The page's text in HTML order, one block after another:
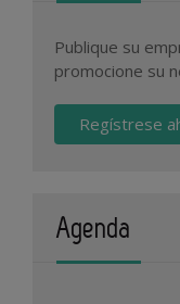
Publique su
promocione su
Regístrese
Agenda